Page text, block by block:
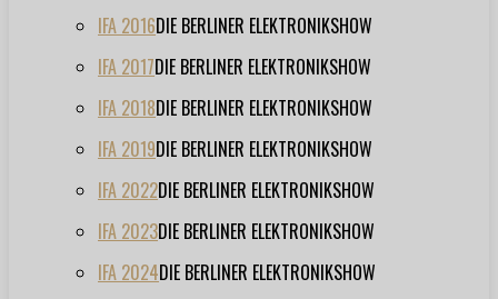
IFA 2016DIE BERLINER ELEKTRONIKSHOW
IFA 2017DIE BERLINER ELEKTRONIKSHOW
IFA 2018DIE BERLINER ELEKTRONIKSHOW
IFA 2019DIE BERLINER ELEKTRONIKSHOW
IFA 2022DIE BERLINER ELEKTRONIKSHOW
IFA 2023DIE BERLINER ELEKTRONIKSHOW
IFA 2024DIE BERLINER ELEKTRONIKSHOW